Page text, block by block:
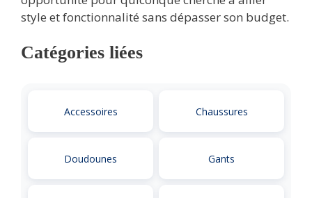
style et fonctionnalité sans dépasser son budget.
Catégories liées
Accessoires Chaussures
Doudounes Gants